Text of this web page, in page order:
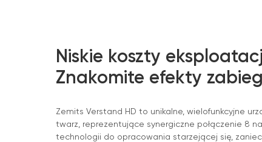
Niskie koszty
Znakomite efekty
Zemits Verstand HD to unikalne, wielofunkcyjne
twarz, reprezentujące synergiczne połączenie 8
technologii do opracowania starzejącej się,